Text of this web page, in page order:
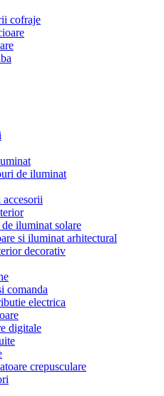
cofraje
de iluminat
iluminat solare
si iluminat arhitectural
decorativ
comanda
electrica
digitale
crepusculare